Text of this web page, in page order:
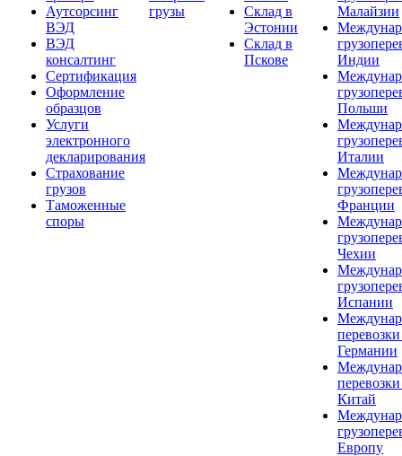
Аутсорсинг
ВЭД
ВЭД
консалтинг
Сертификация
Оформление
образцов
Услуги
электронного
декларирования
Страхование
грузов
Таможенные
споры
грузы
Склад в
Эстонии
Склад в
Пскове
Малайзии
Индии
Польши
Италии
Франции
Чехии
Испании
Германии
Китай
Европу